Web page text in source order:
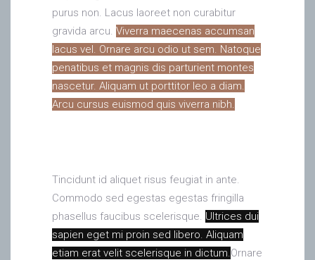
purus non. Lacus laoreet non curabitur
gravida arcu. Viverra maecenas accumsan
lacus vel. Ornare arcu odio ut sem. Natoque
penatibus et magnis dis parturient montes
nascetur. Aliquam ut porttitor leo a diam.
Arcu cursus euismod quis viverra nibh.
Tincidunt id aliquet risus feugiat in ante.
Commodo sed egestas egestas fringilla
phasellus faucibus scelerisque. Ultrices dui
sapien eget mi proin sed libero. Aliquam
etiam erat velit scelerisque in dictum.Ornare